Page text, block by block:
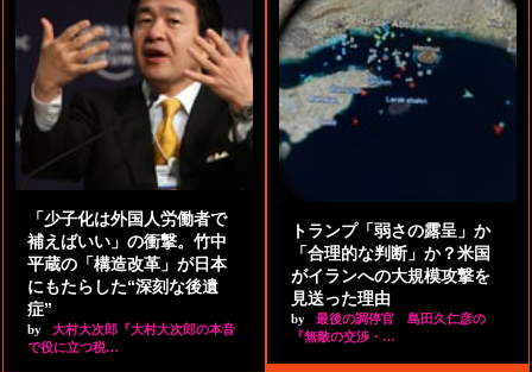
「少子化は外国人労働者で
補えばいい」の衝撃。竹中
平蔵の「構造改革」が日本
にもたらした“深刻な後遺
症”
by
大村大次郎『大村大次郎の本音
で役に立つ税…
トランプ「弱さの露呈」か
「合理的な判断」か？米国
がイランへの大規模攻撃を
見送った理由
by
最後の調停官 島田久仁彦の
『無敵の交渉・…